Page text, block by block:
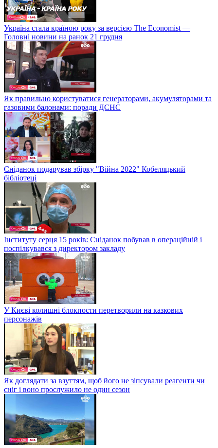
Україна стала країною року за версією The Economist —
Головні новини на ранок 21 грудня
Як правильно користуватися генераторами, акумуляторами та
газовими балонами: поради ДСНС
Сніданок подарував збірку "Війна 2022" Кобеляцький
бібліотеці
Інституту серця 15 років: Сніданок побував в операційній і
поспілкувався з директором закладу
У Києві колишні блокпости перетворили на казкових
персонажів
Як доглядати за взуттям, щоб його не зіпсували реагенти чи
сніг і воно прослужило не один сезон